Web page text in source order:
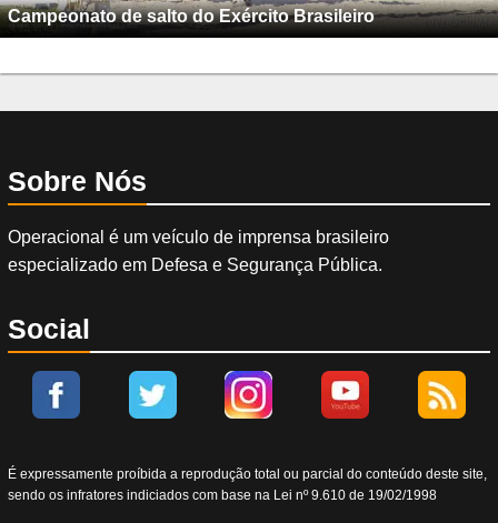
Campeonato de salto do Exército Brasileiro
Sobre Nós
Operacional é um veículo de imprensa brasileiro
especializado em Defesa e Segurança Pública.
Social
É expressamente proíbida a reprodução total ou parcial do conteúdo deste site,
sendo os infratores indiciados com base na Lei nº 9.610 de 19/02/1998